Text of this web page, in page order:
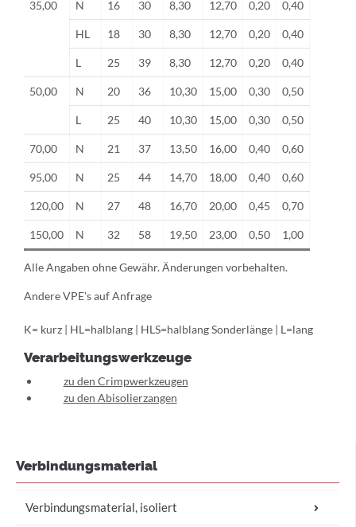
35,00 N 16 30 8,30 12,70 0,20 0,40
HL 18 30 8,30 12,70 0,20 0,40
L 25 39 8,30 12,70 0,20 0,40
50,00 N 20 36 10,30 15,00 0,30 0,50
L 25 40 10,30 15,00 0,30 0,50
70,00 N 21 37 13,50 16,00 0,40 0,60
95,00 N 25 44 14,70 18,00 0,40 0,60
120,00 N 27 48 16,70 20,00 0,45 0,70
150,00 N 32 58 19,50 23,00 0,50 1,00
Alle Angaben ohne Gewähr. Änderungen vorbehalten.
Andere VPE's auf Anfrage
K= kurz | HL=halblang | HLS=halblang Sonderlänge | L=lang
Verarbeitungswerkzeuge
zu den Crimpwerkzeugen
zu den Abisolierzangen
Verbindungsmaterial
Verbindungsmaterial, isoliert Flachsteckhülsen, isoliert